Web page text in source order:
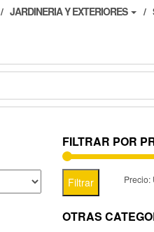
JARDINERIA Y EXTERIORES
FILTRAR POR
Filtrar Precio:
OTRAS